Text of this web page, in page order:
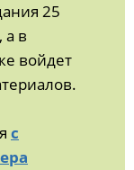
25
а в
войдет
с